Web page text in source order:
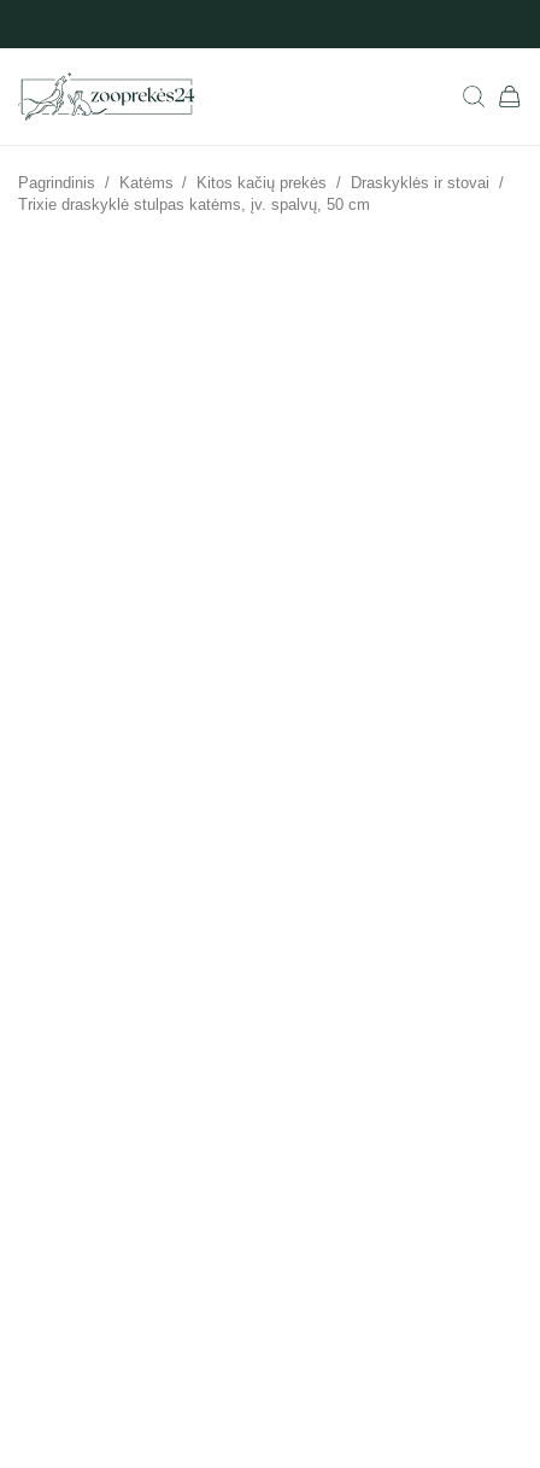
Pagrindinis / Katėms / Kitos kačių prekės / Draskyklės ir stovai /
Trixie draskyklė stulpas katėms, įv. spalvų, 50 cm